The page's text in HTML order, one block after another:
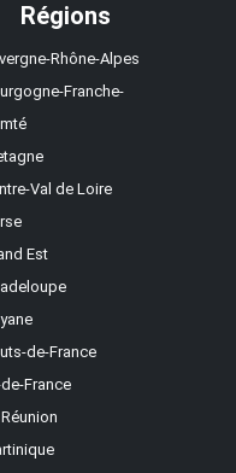
Régions
Rhône-Alpes
Franche-
Val de Loire
Est
de-France
France